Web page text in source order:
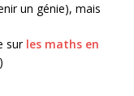
un génie), mais
sur les maths en